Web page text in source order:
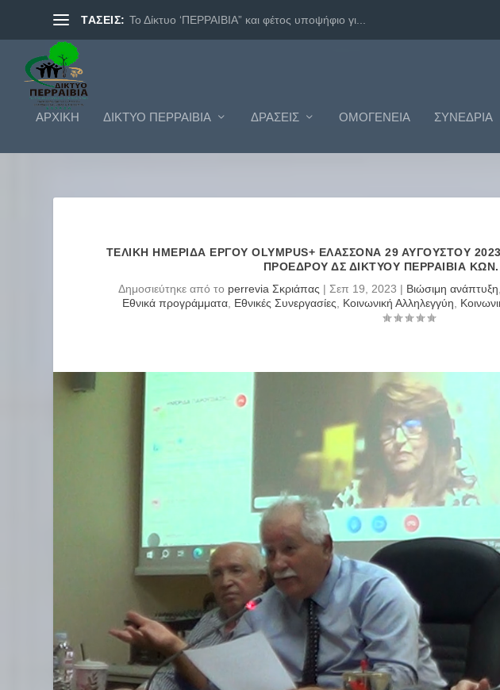
ΤΑΣΕΙΣ: BRAVO2018. ΔΙΚΤΥΟ ΠΕΡΡΑΙΒΙΑ.
ΑΡΧΙΚΗ ΔΊΚΤΥΟ ΠΕΡΡΑΙΒΊΑ ΔΡΆΣΕΙΣ ΟΜΟΓΈΝΕΙΑ ΣΥΝΈΔΡΙΑ
ΤΕΛΙΚΗ ΗΜΕΡΙΔΑ ΕΡΓΟΥ OLYMPUS+ ΕΛΑΣΣΟΝΑ 29 ΑΥΓΟΥΣΤΟΥ
ΠΡΟΕΔΡΟΥ ΔΣ ΔΙΚΤΥΟΥ ΠΕΡΡΑΙΒΙΑ
Δημοσιεύτηκε από το perrevia Σκριάπας | Σεπ 19, 2023 | Βιώσιμη ανάπτυξη
Εθνικά προγράμματα Εθνικές Συνεργασίες Κοινωνική Αλληλεγγύη